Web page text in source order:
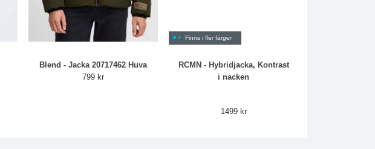
Blend - Jacka 20717462 Huva
799 kr
Finns i fler färger
RCMN - Hybridjacka, Kontrast
i nacken
1499 kr